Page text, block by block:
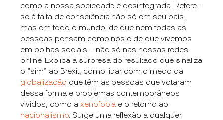
como a nossa sociedade é desintegrada. Refere-
se à falta de consciência não só em seu país,
mas em todo o mundo, de que nem todas as
pessoas pensam como nós e de que vivemos
em bolhas sociais – não só nas nossas redes
online. Explica a surpresa do resultado que sinaliza
o “sim” ao Brexit, como lidar com o medo da
globalização que têm as pessoas que votaram
dessa forma e problemas contemporâneos
vividos, como a xenofobia e o retorno ao
nacionalismo . Surge uma reflexão a qualquer